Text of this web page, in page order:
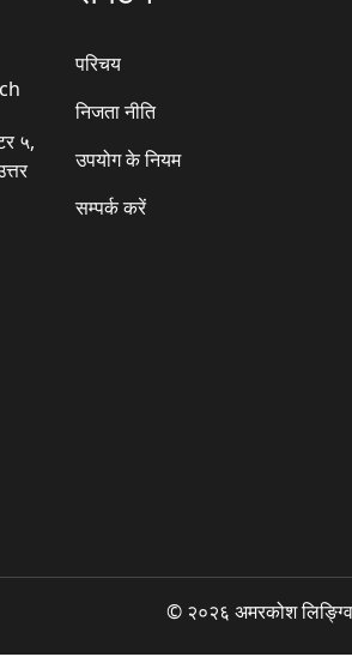
५,
परिचय
निजता नीति
उपयोग के नियम
सम्पर्क करें
© २०२६ अमरकोश